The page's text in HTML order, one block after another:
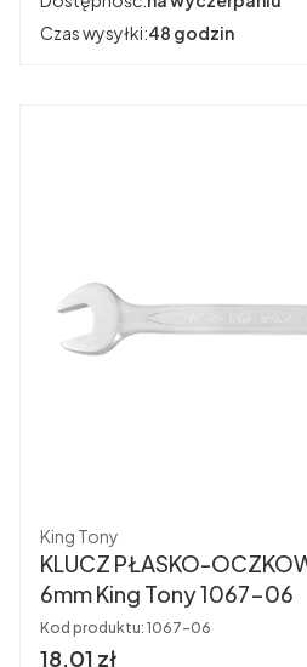
Czas wysyłki:48 godzin
Producent
King Tony
KLUCZ PŁASKO-OCZKOWY ODGIĘTY 70*
6mm King Tony 1067-06
Kod produktu: 1067-06
Cena brutto
18,01 zł